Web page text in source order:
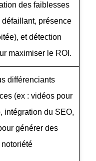
des faiblesses
présence
et détection
maximiser le ROI.
différenciants
(ex : vidéos pour
intégration du SEO,
générer des
notoriété